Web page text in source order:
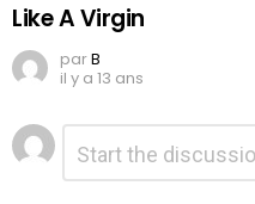
Like A Virgin
parB
il y a 13 ans
Laisser
un
commentaire
Commentaire